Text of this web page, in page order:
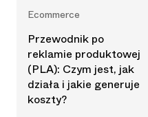
Ecommerce
Przewodnik po
reklamie produktowej
(PLA): Czym jest, jak
działa i jakie generuje
koszty?